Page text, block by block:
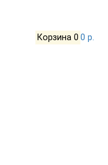
Корзина 0 0 р.